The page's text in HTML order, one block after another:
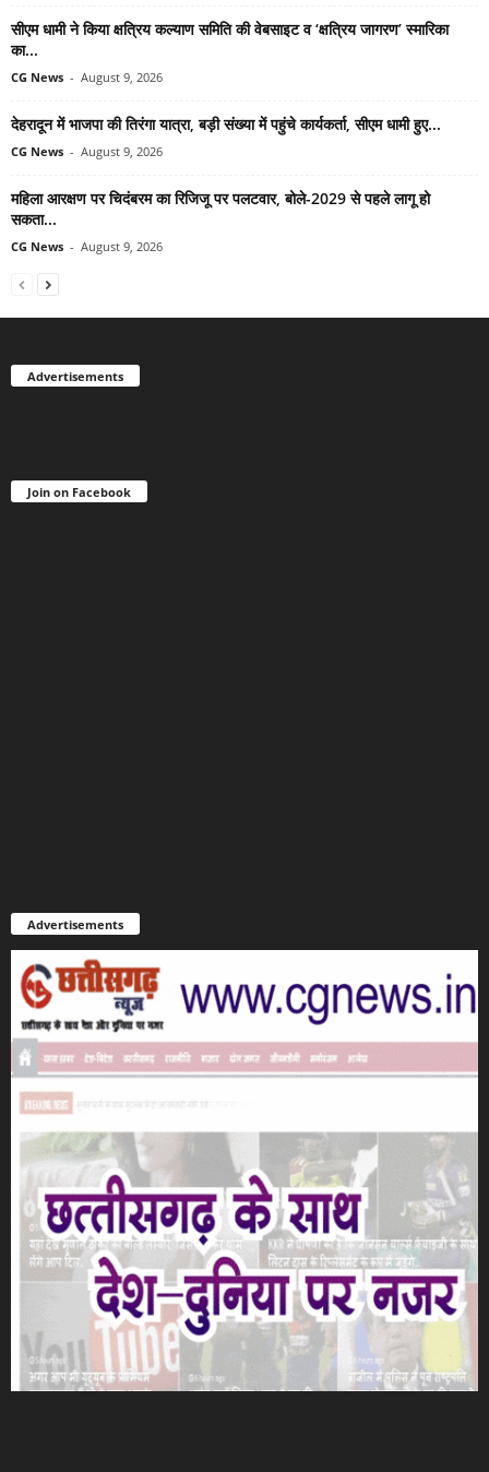
सीएम धामी ने किया क्षत्रिय कल्याण समिति की वेबसाइट व ‘क्षत्रिय जागरण’ स्मारिका
का...
CG News - August 9, 2026
देहरादून में भाजपा की तिरंगा यात्रा, बड़ी संख्या में पहुंचे कार्यकर्ता, सीएम धामी हुए...
CG News - August 9, 2026
महिला आरक्षण पर चिदंबरम का रिजिजू पर पलटवार, बोले-2029 से पहले लागू हो
सकता...
CG News - August 9, 2026
Advertisements
Join on Facebook
Advertisements